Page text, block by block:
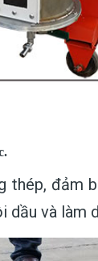
thép, đảm
dầu và làm